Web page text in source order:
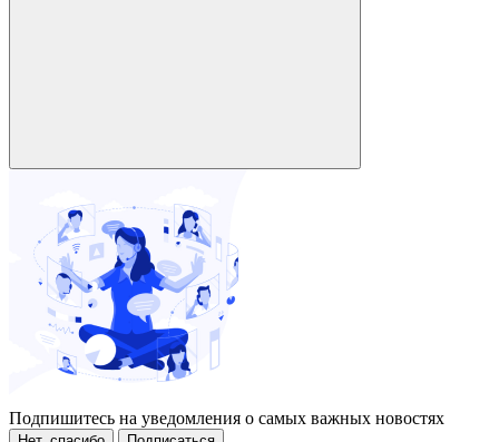
Подпишитесь на уведомления о самых важных новостях